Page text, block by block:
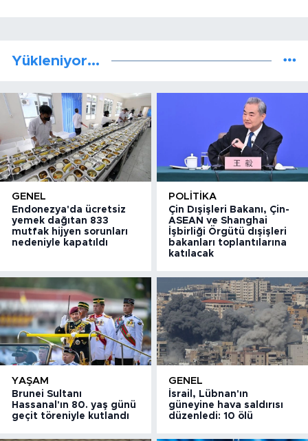
Yükleniyor...
GENEL
Endonezya'da ücretsiz
yemek dağıtan 833
mutfak hijyen sorunları
nedeniyle kapatıldı
POLITIKA
Çin Dışişleri Bakanı, Çin-
ASEAN ve Shanghai
İşbirliği Örgütü dışişleri
bakanları toplantılarına
katılacak
YAŞAM
Brunei Sultanı
Hassanal'ın 80. yaş günü
geçit töreniyle kutlandı
GENEL
İsrail, Lübnan'ın
güneyine hava saldırısı
düzenledi: 10 ölü